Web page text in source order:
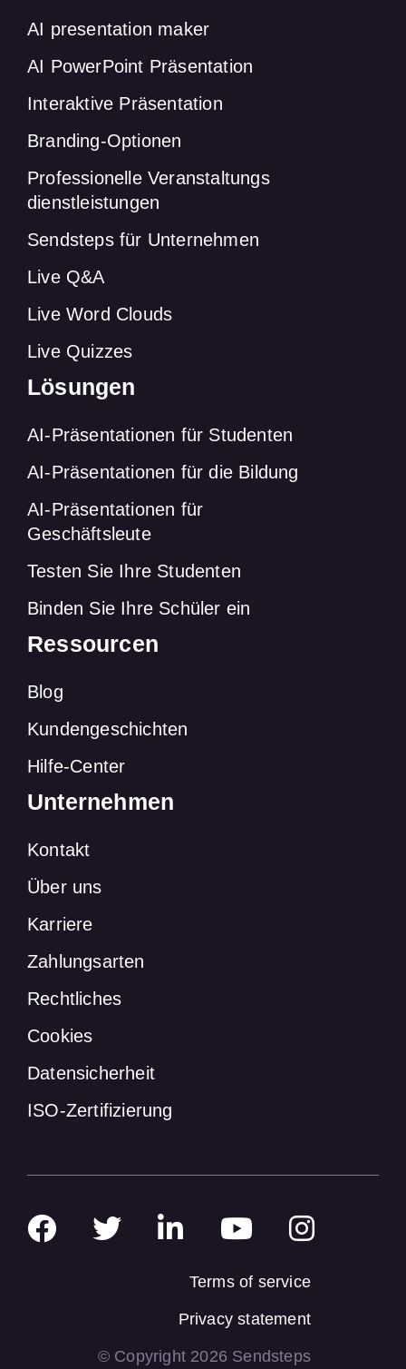
AI presentation maker
AI PowerPoint Präsentation
Interaktive Präsentation
Branding-Optionen
Professionelle Veranstaltungs
dienstleistungen
Sendsteps für Unternehmen
Live Q&A
Live Word Clouds
Live Quizzes
Lösungen
AI-Präsentationen für Studenten
AI-Präsentationen für die Bildung
AI-Präsentationen für
Geschäftsleute
Testen Sie Ihre Studenten
Binden Sie Ihre Schüler ein
Ressourcen
Blog
Kundengeschichten
Hilfe-Center
Unternehmen
Kontakt
Über uns
Karriere
Zahlungsarten
Rechtliches
Cookies
Datensicherheit
ISO-Zertifizierung
Terms of service
Privacy statement
© Copyright 2026 Sendsteps